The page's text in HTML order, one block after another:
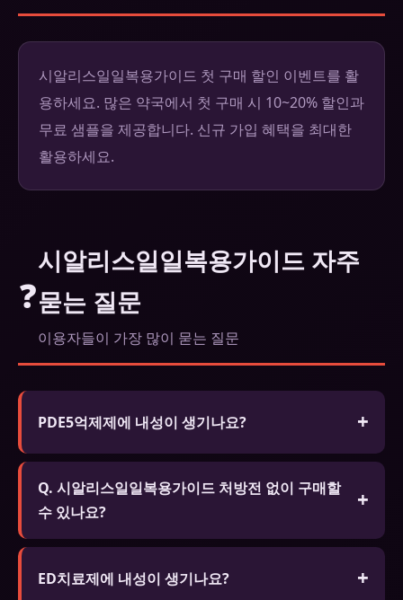
시알리스일일복용가이드 첫 구매 할인 이벤트를 활
용하세요. 많은 약국에서 첫 구매 시 10~20% 할인과
무료 샘플을 제공합니다. 신규 가입 혜택을 최대한
활용하세요.
❓
시알리스일일복용가이드 자주
묻는 질문
이용자들이 가장 많이 묻는 질문
PDE5억제제에 내성이 생기나요?
신체적 의존성은 없습니다. 생활습관 개선을 병행하
세요.
Q. 시알리스일일복용가이드 처방전 없이 구매할
수 있나요?
A. 온라인 전문 약국에서 처방전 없이 구매 가능한 제
품도 있습니다. 단 안전한 복용을 위해 전문가와 상담
ED치료제에 내성이 생기나요?